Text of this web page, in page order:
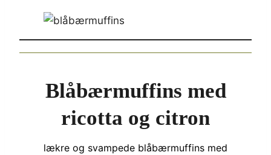
Blåbærmuffins med
ricotta og citron
lækre og svampede blåbærmuffins med